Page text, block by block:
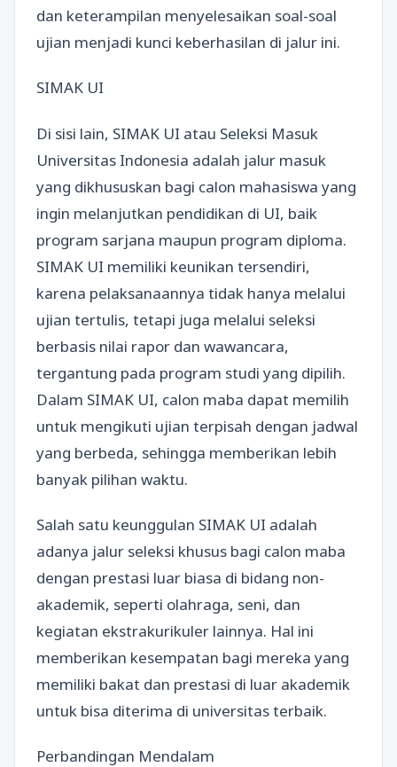
dan keterampilan menyelesaikan soal-soal
ujian menjadi kunci keberhasilan di jalur ini.
SIMAK UI
Di sisi lain, SIMAK UI atau Seleksi Masuk
Universitas Indonesia adalah jalur masuk
yang dikhususkan bagi calon mahasiswa yang
ingin melanjutkan pendidikan di UI, baik
program sarjana maupun program diploma.
SIMAK UI memiliki keunikan tersendiri,
karena pelaksanaannya tidak hanya melalui
ujian tertulis, tetapi juga melalui seleksi
berbasis nilai rapor dan wawancara,
tergantung pada program studi yang dipilih.
Dalam SIMAK UI, calon maba dapat memilih
untuk mengikuti ujian terpisah dengan jadwal
yang berbeda, sehingga memberikan lebih
banyak pilihan waktu.
Salah satu keunggulan SIMAK UI adalah
adanya jalur seleksi khusus bagi calon maba
dengan prestasi luar biasa di bidang non-
akademik, seperti olahraga, seni, dan
kegiatan ekstrakurikuler lainnya. Hal ini
memberikan kesempatan bagi mereka yang
memiliki bakat dan prestasi di luar akademik
untuk bisa diterima di universitas terbaik.
Perbandingan Mendalam